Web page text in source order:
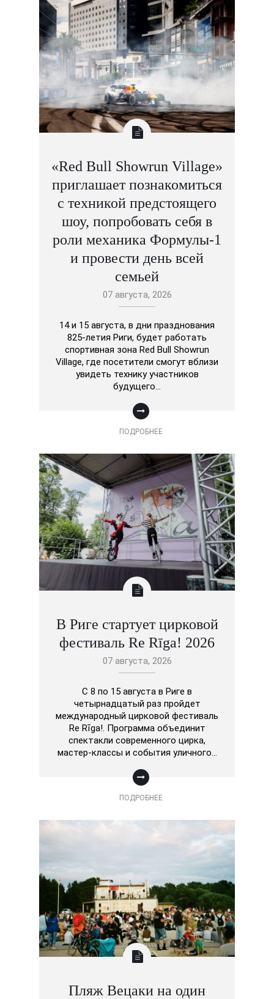
«Red Bull Showrun Village»
приглашает познакомиться
с техникой предстоящего
шоу, попробовать себя в
роли механика Формулы-1
и провести день всей
семьей
07 августа, 2026
14 и 15 августа, в дни празднования
825-летия Риги, будет работать
спортивная зона Red Bull Showrun
Village, где посетители смогут вблизи
увидеть технику участников
будущего…
ПОДРОБНЕЕ
В Риге стартует цирковой
фестиваль Re Rīga! 2026
07 августа, 2026
С 8 по 15 августа в Риге в
четырнадцатый раз пройдет
международный цирковой фестиваль
Re Rīga!. Программа объединит
спектакли современного цирка,
мастер-классы и события уличного…
ПОДРОБНЕЕ
Пляж Вецаки на один